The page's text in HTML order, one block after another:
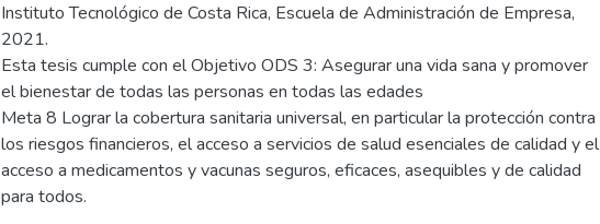
Instituto Tecnológico de Costa Rica, Escuela de Administración de Empresa,
2021.
Esta tesis cumple con el Objetivo ODS 3: Asegurar una vida sana y promover
el bienestar de todas las personas en todas las edades
Meta 8 Lograr la cobertura sanitaria universal, en particular la protección contra
los riesgos financieros, el acceso a servicios de salud esenciales de calidad y el
acceso a medicamentos y vacunas seguros, eficaces, asequibles y de calidad
para todos.